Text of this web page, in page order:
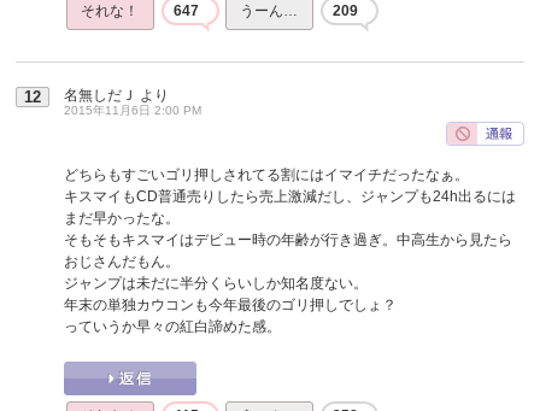
それな！ 647 うーん… 209
12 名無しだＪ より
2015年11月6日 2:00 PM
どちらもすごいゴリ押しされてる割にはイマイチだったなぁ。
キスマイもCD普通売りしたら売上激減だし、ジャンプも24h出るには
まだ早かったな。
そもそもキスマイはデビュー時の年齢が行き過ぎ。中高生から見たら
おじさんだもん。
ジャンプは未だに半分くらいしか知名度ない。
年末の単独カウコンも今年最後のゴリ押しでしょ？
っていうか早々の紅白諦めた感。